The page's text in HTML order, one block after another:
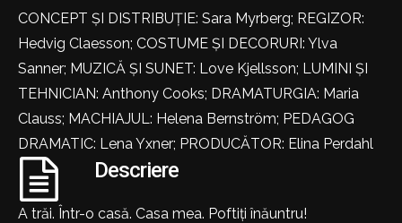
CONCEPT ȘI DISTRIBUȚIE: Sara Myrberg; REGIZOR:
Hedvig Claesson; COSTUME ȘI DECORURI: Ylva
Sanner; MUZICĂ ȘI SUNET: Love Kjellsson; LUMINI ȘI
TEHNICIAN: Anthony Cooks; DRAMATURGIA: Maria
Clauss; MACHIAJUL: Helena Bernström; PEDAGOG
DRAMATIC: Lena Yxner; PRODUCĂTOR: Elina Perdahl
Descriere
A trăi. Într-o casă. Casa mea. Poftiți înăuntru!